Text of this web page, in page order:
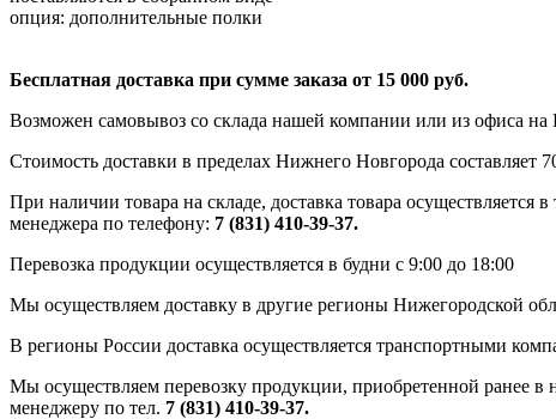
опция: дополнительные полки
Бесплатная доставка при сумме заказа от 15 000 руб.
Возможен самовывоз со склада нашей компании или из офиса на
Стоимость доставки в пределах Нижнего Новгорода составляет
При наличии товара на складе, доставка товара
менеджера по телефону: 7 (831) 410-39-37.
Перевозка продукции осуществляется в будни с 9:00 до 18:00
Мы осуществляем доставку в другие регионы Нижегородской
В регионы России доставка осуществляется транспортными
Мы осуществляем перевозку продукции, приобретенной ранее в
менеджеру по тел. 7 (831) 410-39-37.